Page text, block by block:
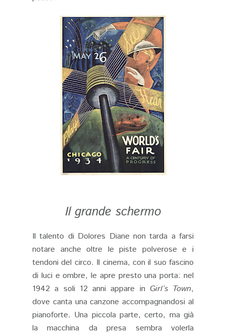
Il grande schermo
Il talento di Dolores Diane non tarda a farsi
notare anche oltre le piste polverose e i
tendoni del circo. Il cinema, con il suo fascino
di luci e ombre, le apre presto una porta: nel
1942 a soli 12 anni appare in Girl’s Town,
dove canta una canzone accompagnandosi al
pianoforte. Una piccola parte, certo, ma già
la macchina da presa sembra volerla